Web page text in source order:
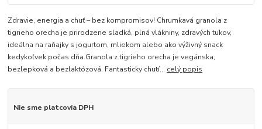
Zdravie, energia a chuť – bez kompromisov! Chrumkavá granola z
tigrieho orecha je prirodzene sladká, plná vlákniny, zdravých tukov,
ideálna na raňajky s jogurtom, mliekom alebo ako výživný snack
kedykoľvek počas dňa.Granola z tigrieho orecha je vegánska,
bezlepková a bezlaktózová. Fantasticky chutí... celý popis
Nie sme platcovia DPH